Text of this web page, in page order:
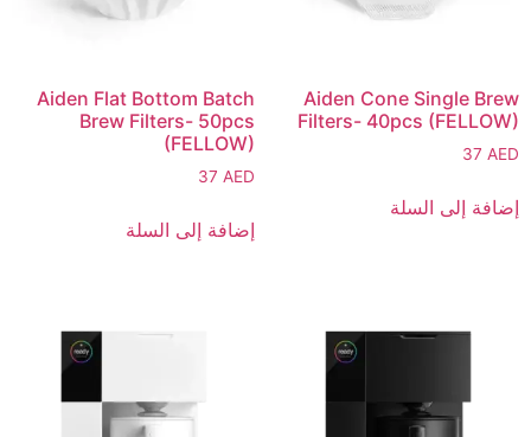
Aiden Cone Single Brew
Filters- 40pcs (FELLOW)
37 AED
إضافة إلى السلة
Aiden Flat Bottom Batch
Brew Filters- 50pcs
(FELLOW)
37AED
إضافة إلى السلة